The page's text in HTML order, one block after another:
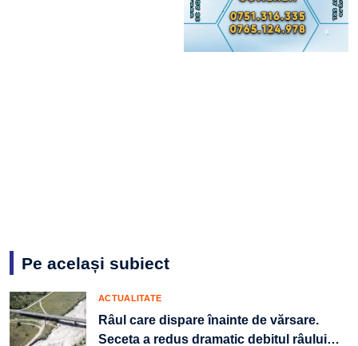
Pe același subiect
ACTUALITATE
Râul care dispare înainte de vărsare.
Seceta a redus dramatic debitul râului…